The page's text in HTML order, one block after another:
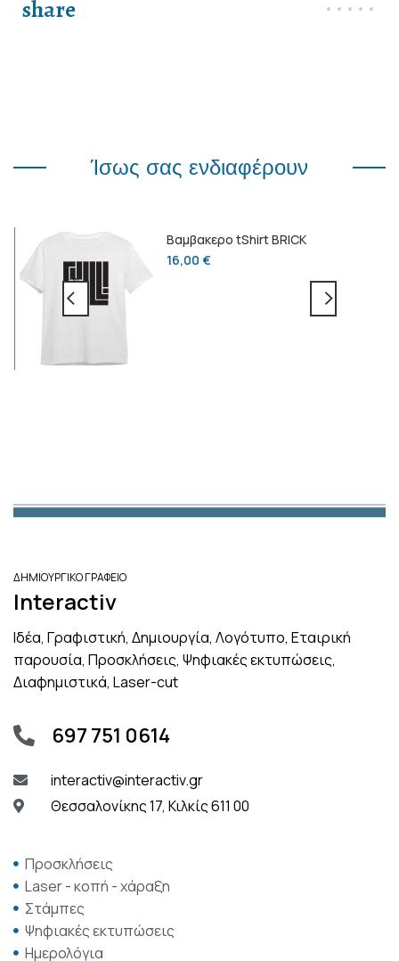
share
Ίσως σας ενδιαφέρουν
Βαμβακερο tShirt BRICK
16,00 €
ΔΗΜΙΟΥΡΓΙΚΟ ΓΡΑΦΕΙΟ
Interactiv
Ιδέα, Γραφιστική, Δημιουργία, Λογότυπο, Εταιρική
παρουσία, Προσκλήσεις, Ψηφιακές εκτυπώσεις,
Διαφημιστικά, Laser-cut
697 751 0614
interactiv@interactiv.gr
Θεσσαλονίκης 17, Κιλκίς 611 00
Προσκλήσεις
Laser - κοπή - χάραξη
Στάμπες
Ψηφιακές εκτυπώσεις
Ημερολόγια